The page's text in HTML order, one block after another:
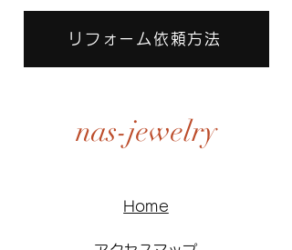
リフォーム依頼方法
nas-jewelry
Home